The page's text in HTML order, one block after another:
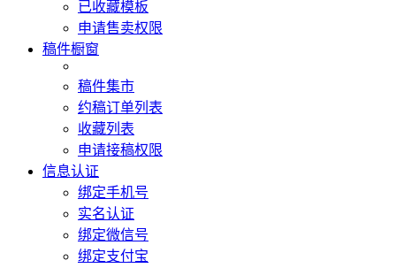
已收藏模板
申请售卖权限
稿件橱窗
稿件集市
约稿订单列表
收藏列表
申请接稿权限
信息认证
绑定手机号
实名认证
绑定微信号
绑定支付宝